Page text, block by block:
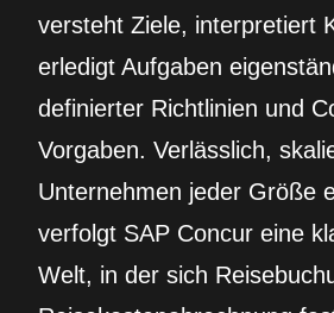
versteht Ziele, interpretiert
erledigt Aufgaben
definierter Richtlinien und
Vorgaben. Verlässlich,
Unternehmen jeder Größe
verfolgt SAP Concur eine
Welt, in der sich